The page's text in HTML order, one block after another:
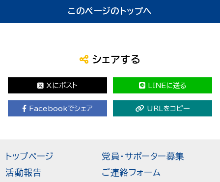
このページのトップへ
シェアする
Xにポスト LINEに送る
Facebookでシェア URLをコピー
トップページ
活動報告
党員・サポーター募集
ご連絡フォーム